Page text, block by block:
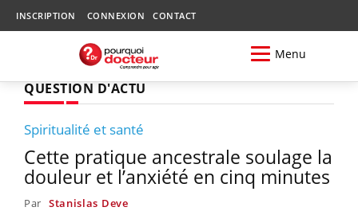
INSCRIPTION CONNEXION CONTACT
Menu
QUESTION D'ACTU
Spiritualité et santé
Cette pratique ancestrale soulage la
douleur et l’anxiété en cinq minutes
Par Stanislas Deve